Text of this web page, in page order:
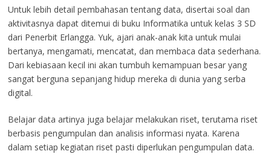
Untuk lebih detail pembahasan tentang data, disertai soal dan
aktivitasnya dapat ditemui di buku Informatika untuk kelas 3 SD
dari Penerbit Erlangga. Yuk, ajari anak-anak kita untuk mulai
bertanya, mengamati, mencatat, dan membaca data sederhana.
Dari kebiasaan kecil ini akan tumbuh kemampuan besar yang
sangat berguna sepanjang hidup mereka di dunia yang serba
digital.
Belajar data artinya juga belajar melakukan riset, terutama riset
berbasis pengumpulan dan analisis informasi nyata. Karena
dalam setiap kegiatan riset pasti diperlukan pengumpulan data.